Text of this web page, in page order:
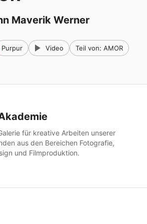
Maverik Werner
Purpur Video Teil von: AMOR
für kreative Arbeiten unserer
aus den Bereichen Fotografie,
und Filmproduktion.